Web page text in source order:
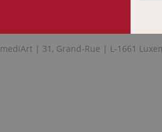
mediArt | 31, Grand-Rue | L-1661